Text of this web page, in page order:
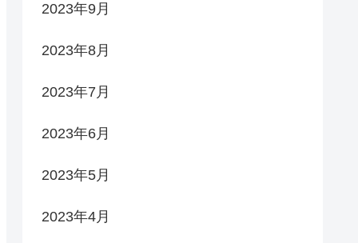
2023年9月
2023年8月
2023年7月
2023年6月
2023年5月
2023年4月